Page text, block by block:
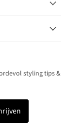
styling tips &